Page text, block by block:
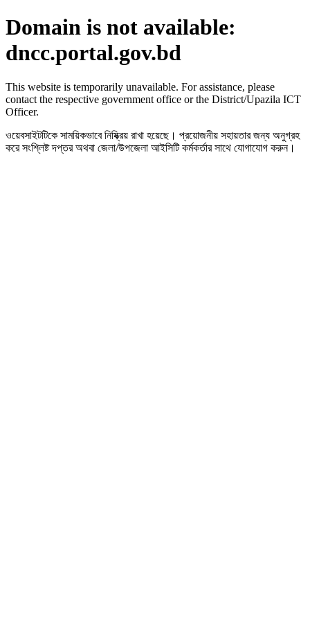
Domain is not available:
dncc.portal.gov.bd
This website is temporarily unavailable. For assistance, please
contact the respective government office or the District/Upazila ICT
Officer.
ওয়েবসাইটটিকে সাময়িকভাবে নিষ্ক্রিয় রাখা হয়েছে। প্রয়োজনীয় সহায়তার জন্য অনুগ্রহ
করে সংশ্লিষ্ট দপ্তর অথবা জেলা/উপজেলা আইসিটি কর্মকর্তার সাথে যোগাযোগ করুন।